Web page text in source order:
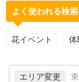
よく使われる検
花イベント 体
エリア変更